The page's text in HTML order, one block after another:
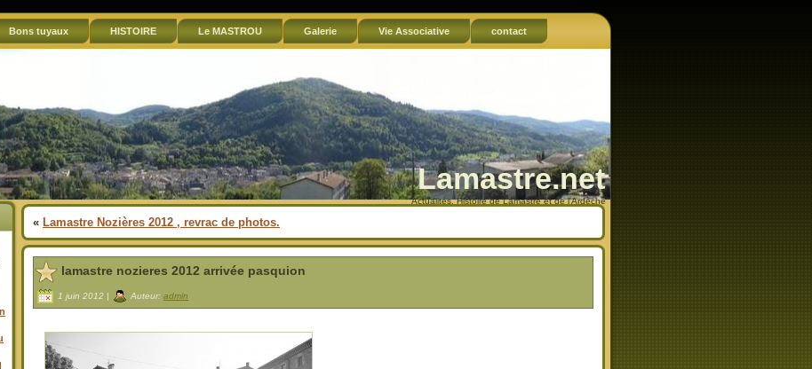
Bons tuyaux HISTOIRE Le MASTROU Galerie Vie Associative contact
Lamastre.net
Actualités, Histoire de Lamastre et de l'Ardèche
« Lamastre Nozières 2012 , revrac de photos.
lamastre nozieres 2012 arrivée pasquion
1 juin 2012 | Auteur: admin